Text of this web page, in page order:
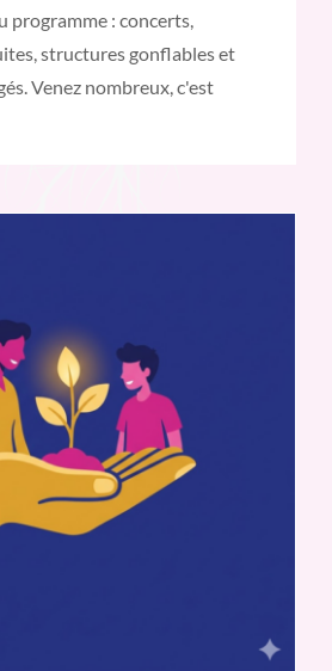
programme : concerts,
structures gonflables et
Venez nombreux, c'est